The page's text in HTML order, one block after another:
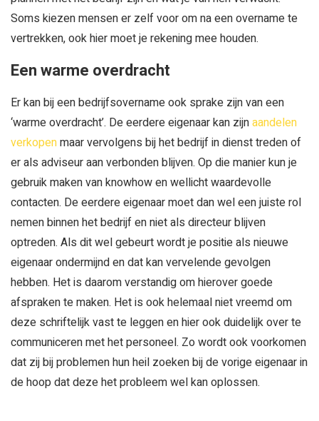
Soms kiezen mensen er zelf voor om na een overname te
vertrekken, ook hier moet je rekening mee houden.
Een warme overdracht
Er kan bij een bedrijfsovername ook sprake zijn van een
‘warme overdracht’. De eerdere eigenaar kan zijnaandelen
verkopenmaar vervolgens bij het bedrijf in dienst treden of
er als adviseur aan verbonden blijven. Op die manier kun je
gebruik maken van knowhow en wellicht waardevolle
contacten. De eerdere eigenaar moet dan wel een juiste rol
nemen binnen het bedrijf en niet als directeur blijven
optreden. Als dit wel gebeurt wordt je positie als nieuwe
eigenaar ondermijnd en dat kan vervelende gevolgen
hebben. Het is daarom verstandig om hierover goede
afspraken te maken. Het is ook helemaal niet vreemd om
deze schriftelijk vast te leggen en hier ook duidelijk over te
communiceren met het personeel. Zo wordt ook voorkomen
dat zij bij problemen hun heil zoeken bij de vorige eigenaar in
de hoop dat deze het probleem wel kan oplossen.